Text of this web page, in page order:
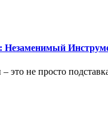
это не просто